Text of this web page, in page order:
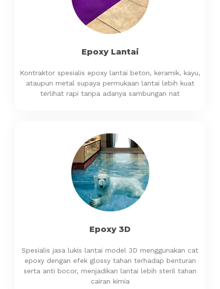
Epoxy Lantai
Kontraktor spesialis epoxy lantai beton, keramik, kayu,
ataupun metal supaya permukaan lantai lebih kuat
terlihat rapi tanpa adanya sambungan nat
Epoxy 3D
Spesialis jasa lukis lantai model 3D menggunakan cat
epoxy dengan efek glossy tahan terhadap benturan
serta anti bocor, menjadikan lantai lebih steril tahan
cairan kimia